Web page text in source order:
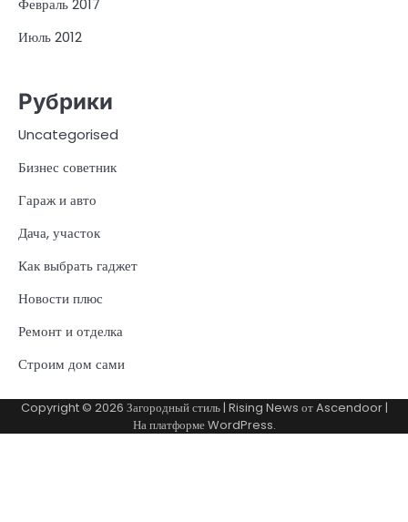
Июль 2012
Рубрики
Uncategorised
Бизнес советник
Гараж и авто
Дача, участок
Как выбрать гаджет
Новости плюс
Ремонт и отделка
Строим дом сами
Copyright © 2026 Загородный стиль| Rising News отAscendoor|
На платформеWordPress.